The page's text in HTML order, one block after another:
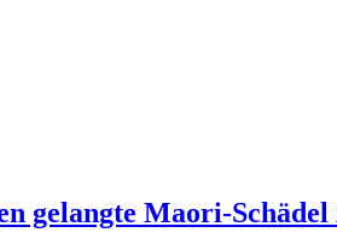
gelangte Maori-